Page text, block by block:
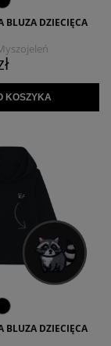
BLUZA DZIECIĘCA
KOSZYKA
BLUZA DZIECIĘCA